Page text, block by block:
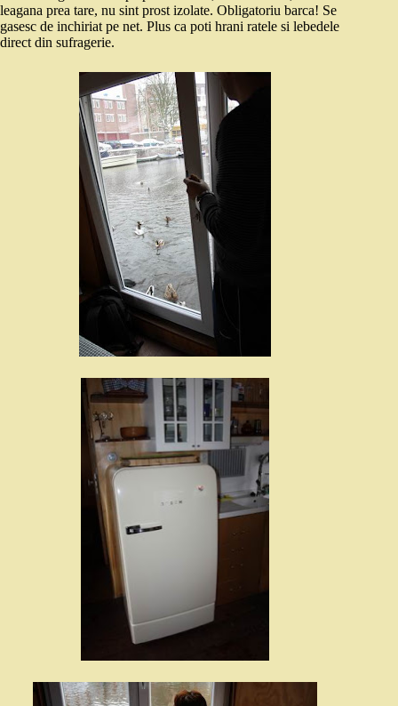
leagana prea tare, nu sint prost izolate. Obligatoriu barca! Se
gasesc de inchiriat pe net. Plus ca poti hrani ratele si lebedele
direct din sufragerie.